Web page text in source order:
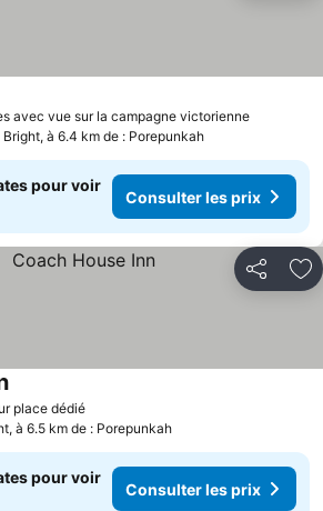
avec vue sur la campagne victorienne
les prix
Bright, à 6.4 km de : Porepunkah
pour voir
Consulter les prix
Partager
place dédiéConsulter les prix
Consulter les prix
à 6.5 km de : Porepunkah
pour voir
Consulter les prix